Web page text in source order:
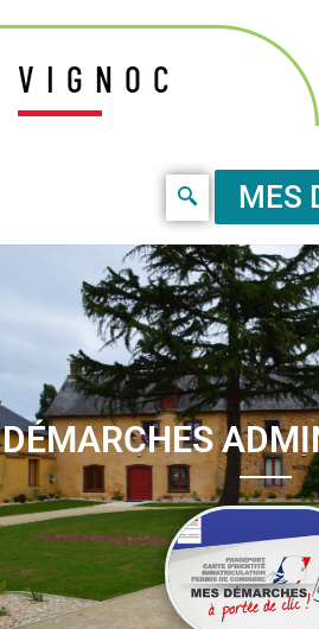
VIGNOC
MES
DÉMARCHES